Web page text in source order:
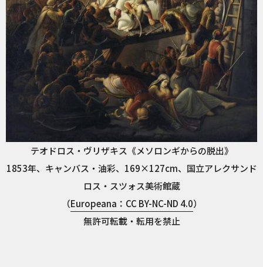
テオドロス・ヴリザキス《メソロンギからの脱出》
1853年、キャンバス・油彩、169×127cm、国立アレクサンド
ロス・スツォス美術館蔵
（Europeana：CC BY-NC-ND 4.0）
無許可転載・転用を禁止